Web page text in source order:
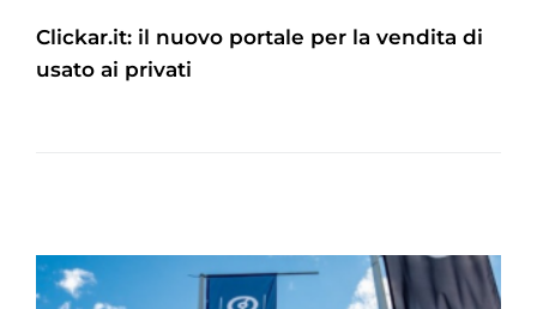
Clickar.it: il nuovo portale per la vendita di
usato ai privati